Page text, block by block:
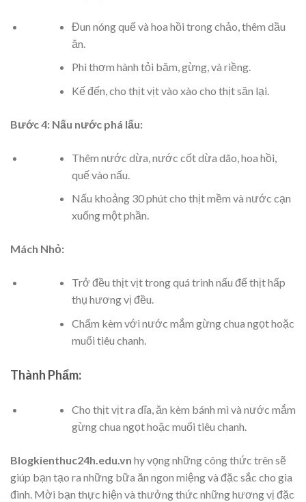
Đun nóng quế và hoa hồi trong chảo, thêm dầu
ăn.
Phi thơm hành tỏi băm, gừng, và riềng.
Kế đến, cho thịt vịt vào xào cho thịt săn lại.
Bước 4: Nấu nước phá lấu:
Thêm nước dừa, nước cốt dừa dão, hoa hồi,
quế vào nấu.
Nấu khoảng 30 phút cho thịt mềm và nước cạn
xuống một phần.
Mách Nhỏ:
Trở đều thịt vịt trong quá trình nấu để thịt hấp
thụ hương vị đều.
Chấm kèm với nước mắm gừng chua ngọt hoặc
muối tiêu chanh.
Thành Phẩm:
Cho thịt vịt ra dĩa, ăn kèm bánh mì và nước mắm
gừng chua ngọt hoặc muối tiêu chanh.
Blogkienthuc24h.edu.vn hy vọng những công thức trên sẽ
giúp bạn tạo ra những bữa ăn ngon miệng và đặc sắc cho gia
đình. Mời bạn thực hiện và thưởng thức những hương vị đặc